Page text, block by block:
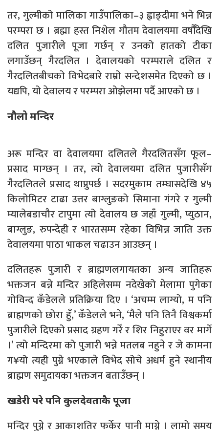
तर, गुल्मीको मालिका गाउँपालिका–३ ह्वाङ्दीमा भने भिन्न
परम्परा छ । ब्रह्मा हस्त निशेल गौतम देवालयमा वर्षौँदेखि
दलित पुजारीले पूजा गर्छन् र उनको हातको टीका
लगाउँछन् गैरदलित । देवालयको परम्पराले दलित र
गैरदलितबीचको विभेदबारे राम्रो सन्देशसमेत दिएको छ ।
यद्यपि, यो देवालय र परम्परा ओझेलमा पर्दै आएको छ ।
नौलो मन्दिर
अरू मन्दिर वा देवालयमा दलितले गैरदलितसँग फूल–
प्रसाद माग्छन् । तर, त्यो देवालयमा दलित पुजारीसँग
गैरदलितले प्रसाद थाप्नुपर्छ । सदरमुकाम तम्घासदेखि ४५
किलोमिटर टाढा उत्तर बाग्लुङको सिमाना गंगरे र गुल्मी
म्यालेबडाचौर टापुमा त्यो देवालय छ जहाँ गुल्मी, प्युठान,
बाग्लुङ, रुपन्देही र भारतसम्म रहेका विभिन्न जाति उक्त
देवालयमा पाठा भाकल चढाउन आउछन् ।
दलितहरू पुजारी र ब्राह्मणलगायतका अन्य जातिहरू
भक्तजन बन्ने मन्दिर अहिलेसम्म नदेखेको मेलामा पुगेका
गोविन्द कँडेलले प्रतिक्रिया दिए । ‘अचम्म लाग्यो, म पनि
ब्राह्मणको छोरा हुँ,’ कँडेलले भने, ‘मैले पनि तिनै विश्वकर्मा
पुजारीले दिएको प्रसाद ग्रहण गरेँ र शिर निहुराएर वर मागेँ
।’ त्यो मन्दिरमा को पुजारी भन्ने मतलब नहुने र जे कामना
ग¥यो त्यही पुग्ने भएकाले विभेद सोचे अधर्म हुने स्थानीय
ब्राह्मण समुदायका भक्तजन बताउँछन् ।
खडेरी परे पनि कुलदेवताकै पूजा
मन्दिर पुग्ने र आकाशतिर फर्केर पानी माग्ने । लामो समय